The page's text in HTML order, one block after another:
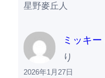
星野麥丘人
ミッキー
り
2026年1月27日